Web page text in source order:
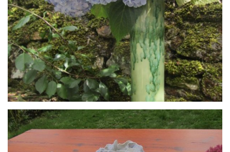
Grand plateau porcelaine